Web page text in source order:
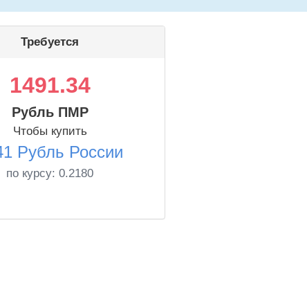
Требуется
1491.34
Рубль ПМР
Чтобы купить
Рубль России
по курсу: 0.2180